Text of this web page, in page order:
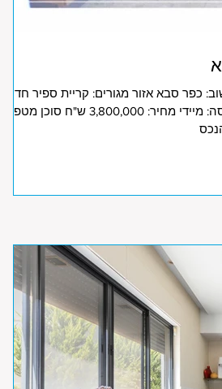
כפר סבא אזור מגורים: קריית ספיר חדרים:
4 קומה: 3 מתוך 6 חניה: 1 שטח בנוי: כ-120 מ"ר תאריך כניסה: מיידי מחיר: 3,800,000 ש"ח סוכן מטפל: